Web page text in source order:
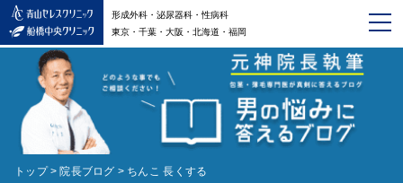
形成外科・泌尿器科・性病科
東京・千葉・大阪・北海道・福岡
トップ > 院長ブログ > ちんこ 長くする